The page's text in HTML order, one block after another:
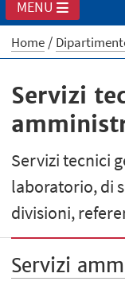
MENU
Home
Servizi
Servizi tecnici
laboratorio, di
divisioni,
Servizi